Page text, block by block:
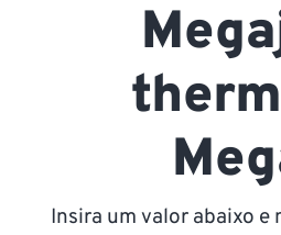
Insira um valor abaixo